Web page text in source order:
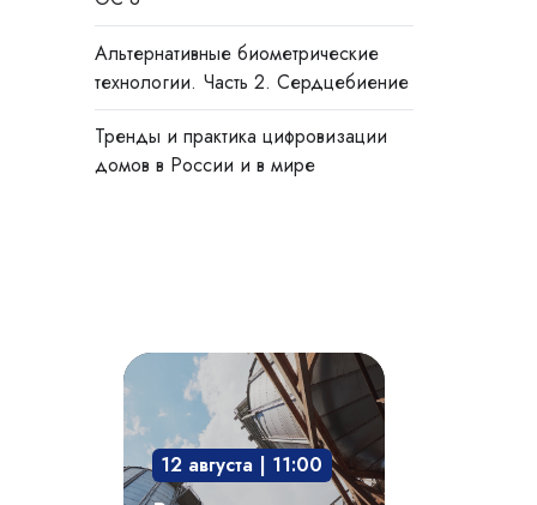
Альтернативные биометрические
технологии. Часть 2. Сердцебиение
Тренды и практика цифровизации
домов в России и в мире
Взрывозащита
технологического
оборудования:
защита12 августа | 11:00